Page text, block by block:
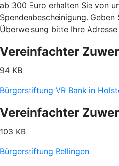
ab 300 Euro erhalten Sie von
Spendenbescheinigung.
Überweisung bitte Ihre Adresse
Vereinfachter
94 KB
Bürgerstiftung VR Bank in
Vereinfachter
103 KB
Bürgerstiftung Rellingen